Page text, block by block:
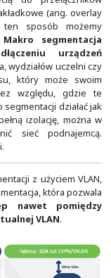
rozwiązań do
"fabryki" (ang.
trzecią do
sieci nakładkowe
W ten
Makro
kampusu, który
Bez
makro